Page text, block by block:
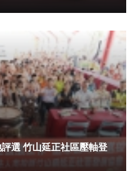
選 竹山延正社區壓軸登